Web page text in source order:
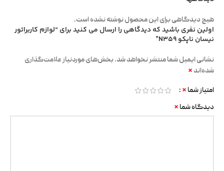
هیچ دیدگاهی برای این محصول نوشته نشده است.
اولین نفری باشید که دیدگاهی را ارسال می کنید برای “لوازم کاربراتور
نیسان ناپکو N359”
نشانی ایمیل شما منتشر نخواهد شد.بخش‌های موردنیاز علامت‌گذاری
شده‌اند *
امتیاز شما *
دیدگاه شما *